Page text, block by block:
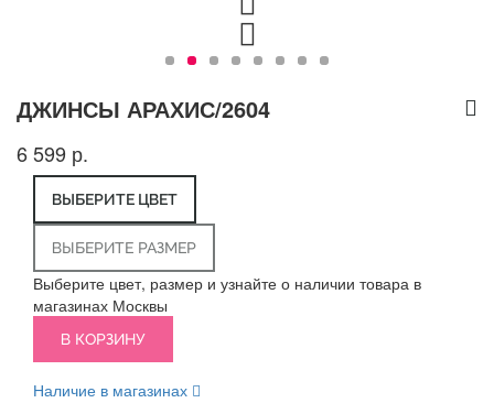
ДЖИНСЫ АРАХИС/2604
6 599 р.
ВЫБЕРИТЕ ЦВЕТ
ВЫБЕРИТЕ РАЗМЕР
Выберите цвет, размер и узнайте о наличии товара в
магазинах Москвы
В КОРЗИНУ
Наличие в магазинах